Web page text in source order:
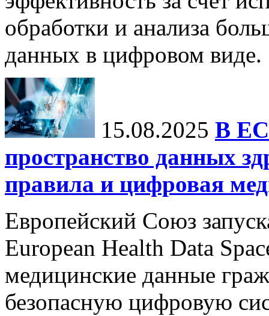
обработки и анализа
данных в цифровом виде.
15.08.2025 В ЕС
пространство данных
правила и цифровая
Европейский Союз
European Health Data
медицинские данные
безопасную цифровую